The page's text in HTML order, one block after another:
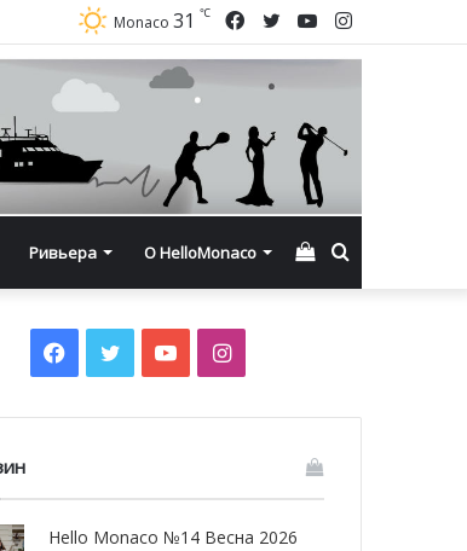
Instagram
YouTube
Twitter
Facebook
Monaco 31 ℃
Ривьера О HelloMonaco Смотреть
Facebook
TwitterYouTubeInstagram
Hello Monaco №14 Весна 2026